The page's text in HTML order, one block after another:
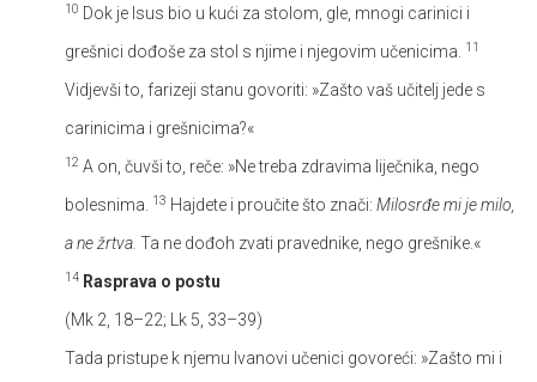
10 Dok je Isus bio u kući za stolom, gle, mnogi carinici i
grešnici dođoše za stol s njime i njegovim učenicima.
11
Vidjevši to, farizeji stanu govoriti: »Zašto vaš učitelj jede s
carinicima i grešnicima?«
12 A on, čuvši to, reče: »Ne treba zdravima liječnika, nego
bolesnima.
13 Hajdete i proučite što znači: Milosrđe mi je milo,
a ne žrtva. Ta ne dođoh zvati pravednike, nego grešnike.«
14 Rasprava o postu
(Mk 2, 18–22; Lk 5, 33–39)
Tada pristupe k njemu Ivanovi učenici govoreći: »Zašto mi i